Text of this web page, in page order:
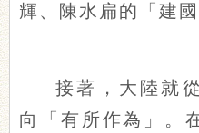
輝、陳水扁的「建國
接著，大陸就
向「有所作為」。